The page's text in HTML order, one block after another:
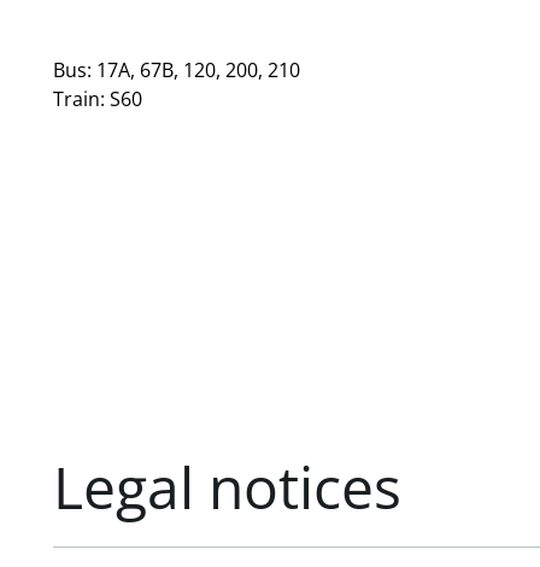
Bus: 17A, 67B, 120, 200, 210
Train: S60
Legal notices